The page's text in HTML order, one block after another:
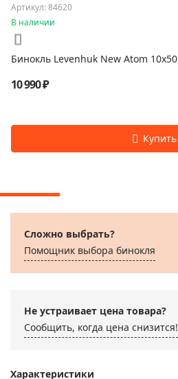
Артикул: 84620
В наличии
Бинокль Levenhuk New Atom 10x50
10 990 ₽
Сложно выбрать?
Помощник выбора бинокля
Не устраивает цена товара?
Сообщить, когда цена снизится!
Характеристики